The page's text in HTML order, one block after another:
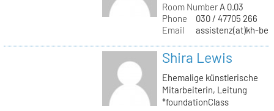
Room NumberA 0.03
Phone
030 / 47705 266
Email
assistenz(at)kh-
Shira Lewis
Ehemalige künstlerische
Mitarbeiterin, Leitung
*foundationClass